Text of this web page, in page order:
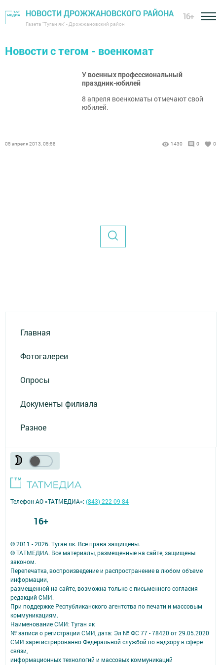
НОВОСТИ ДРОЖЖАНОВСКОГО РАЙОНА
Газета "Туган як" - Дрожжановский район
16+
Новости с тегом - военкомат
У военных профессиональный
праздник-юбилей
8 апреля военкоматы отмечают свой
юбилей.
05 апреля 2013, 05:58 1430 0 0
Главная
Фотогалереи
Опросы
Документы филиала
Разное
© 2011 - 2026. Туган як. Все права защищены.
© ТАТМЕДИА. Все материалы, размещенные на сайте, защищены
законом.
Перепечатка, воспроизведение и распространение в любом объеме
информации,
размещенной на сайте, возможна только с письменного согласия
редакций СМИ.
При поддержке Республиканского агентства по печати и массовым
коммуникациям.
Наименование СМИ: Туган як
№ записи о регистрации СМИ, дата: Эл № ФС 77 - 78420 от 29.05.2020
СМИ зарегистрированно Федеральной службой по надзору в сфере
связи,
информационных технологий и массовых коммуникаций
Телефон АО «ТАТМЕДИА»:(843) 222 09 84
16+